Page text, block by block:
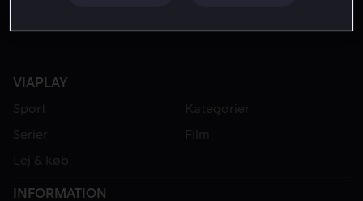
VIAPLAY
Sport
Kategorier
Serier
Film
Lej & køb
INFORMATION